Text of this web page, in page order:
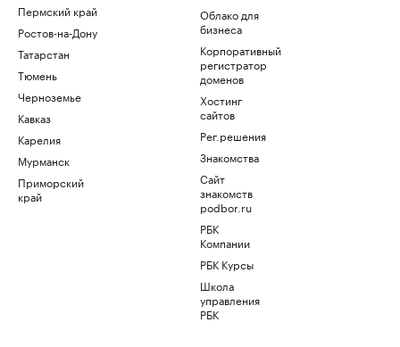
Пермский край
Ростов-на-Дону
Татарстан
Тюмень
Черноземье
Кавказ
Карелия
Мурманск
Приморский
край
Облако для
бизнеса
Корпоративный
регистратор
доменов
Хостинг
сайтов
Рег.решения
Знакомства
Сайт
знакомств
podbor.ru
РБК
Компании
РБК Курсы
Школа
управления
РБК